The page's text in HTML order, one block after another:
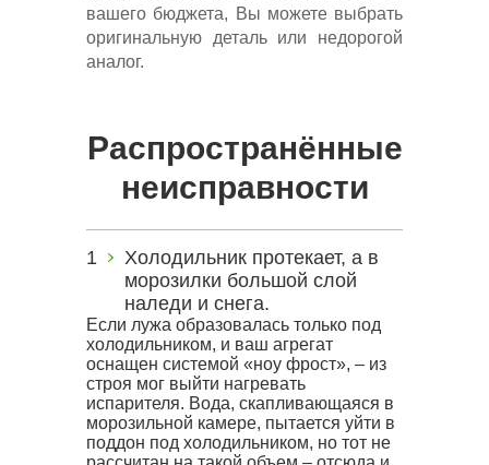
вашего бюджета, Вы можете выбрать
оригинальную деталь или недорогой
аналог.
Распространённые
неисправности
Холодильник протекает, а в
морозилки большой слой
наледи и снега.
Если лужа образовалась только под
холодильником, и ваш агрегат
оснащен системой «ноу фрост», – из
строя мог выйти нагревать
испарителя. Вода, скапливающаяся в
морозильной камере, пытается уйти в
поддон под холодильником, но тот не